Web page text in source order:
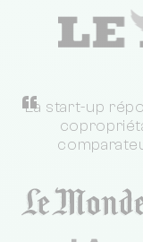
“
La start-up